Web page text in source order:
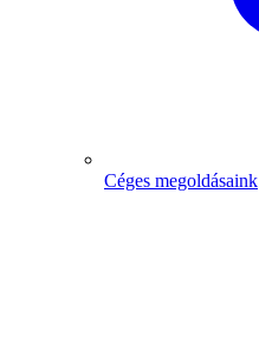
Céges megoldásaink